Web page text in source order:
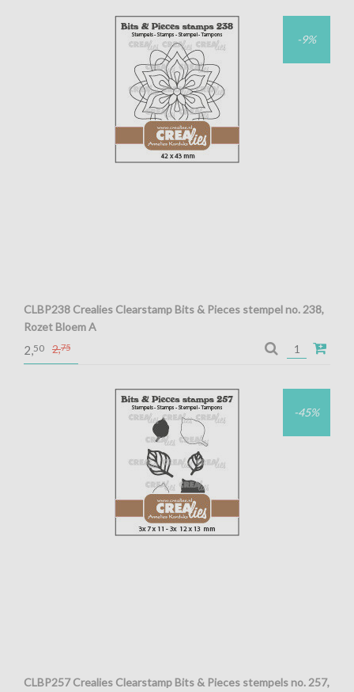
-9%
CLBP238 Crealies Clearstamp Bits & Pieces stempel no. 238,
Rozet Bloem A
CLBP238 Crealies Clearstamp Bits & Pieces stempel no. 238,
Rozet Bloem A
2,50 2,75
-45%
CLBP257 Crealies Clearstamp Bits & Pieces stempels no. 257,